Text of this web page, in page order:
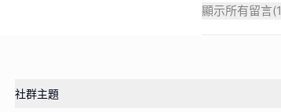
顯示所有留言(1
社群主題